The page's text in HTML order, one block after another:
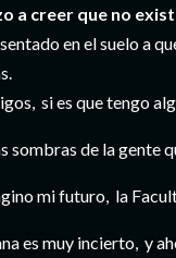
a creer que no
en el suelo a
si es que tengo
sombras de la gente
mi futuro, la
es muy incierto, y